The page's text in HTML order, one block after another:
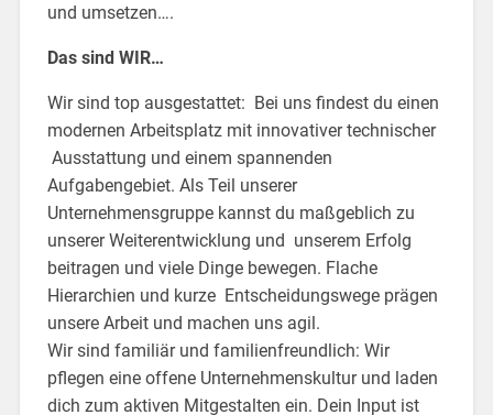
und umsetzen….
Das sind WIR…
Wir sind top ausgestattet: Bei uns findest du einen
modernen Arbeitsplatz mit innovativer technischer
Ausstattung und einem spannenden
Aufgabengebiet. Als Teil unserer
Unternehmensgruppe kannst du maßgeblich zu
unserer Weiterentwicklung und unserem Erfolg
beitragen und viele Dinge bewegen. Flache
Hierarchien und kurze Entscheidungswege prägen
unsere Arbeit und machen uns agil.
Wir sind familiär und familienfreundlich: Wir
pflegen eine offene Unternehmenskultur und laden
dich zum aktiven Mitgestalten ein. Dein Input ist